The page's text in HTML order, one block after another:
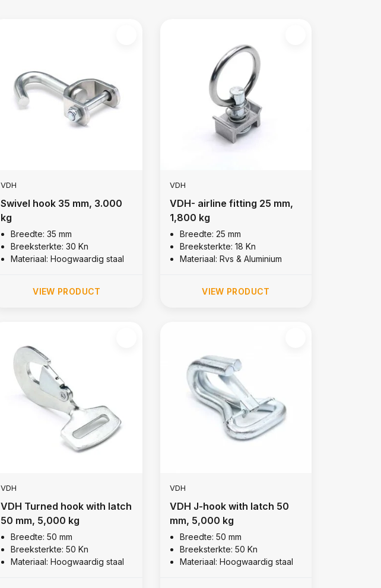
VDH
Swivel hook 35 mm, 3.000
kg
Breedte: 35 mm
Breeksterkte: 30 Kn
Materiaal: Hoogwaardig staal
VIEW PRODUCT
VDH
VDH- airline fitting 25 mm,
1,800 kg
Breedte: 25 mm
Breeksterkte: 18 Kn
Materiaal: Rvs & Aluminium
VIEW PRODUCT
VDH
VDH Turned hook with latch
50 mm, 5,000 kg
Breedte: 50 mm
Breeksterkte: 50 Kn
Materiaal: Hoogwaardig staal
VDH
VDH J-hook with latch 50
mm, 5,000 kg
Breedte: 50 mm
Breeksterkte: 50 Kn
Materiaal: Hoogwaardig staal